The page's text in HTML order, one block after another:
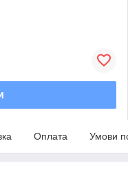
Оплата Умови